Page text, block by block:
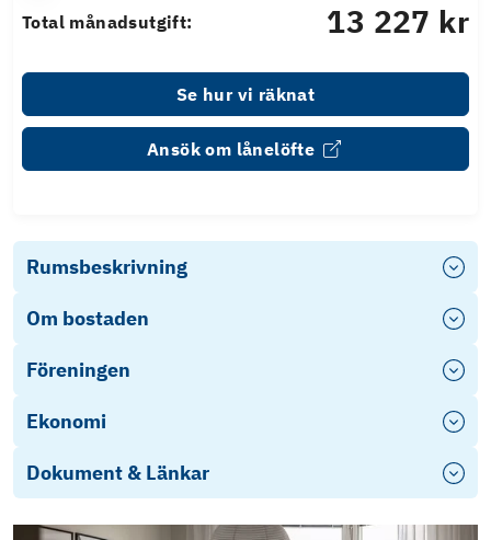
Total månadsutgift: 13 227 kr
Se hur vi räknat
Ansök om lånelöfte
Rumsbeskrivning
Om bostaden
Föreningen
Ekonomi
Dokument & Länkar